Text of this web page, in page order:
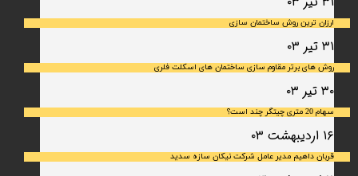
ارزان ترین روش ساختمان سازی
۳۱ تیر ۰۳
روش های برتر مقاوم سازی ساختمان های اسکلت فلری
۳۰ تیر ۰۳
سهام 20 متری چیتگر چند است؟
۱۶ اردیبهشت ۰۳
قربان داهیم مدیر عامل شرکت نیکان سازه سدید